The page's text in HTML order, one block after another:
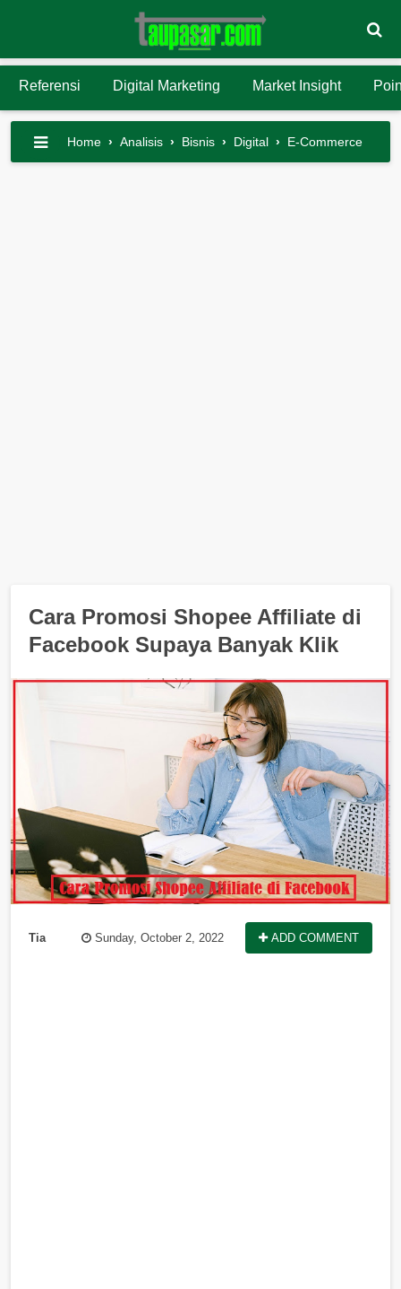
Referensi Digital Marketing Market Insight
Home › Analisis › Bisnis › Digital › E-Commerce
Cara Promosi Shopee Affiliate di
Facebook Supaya Banyak Klik
Tia Sunday, October 2, 2022 ADD COMMENT